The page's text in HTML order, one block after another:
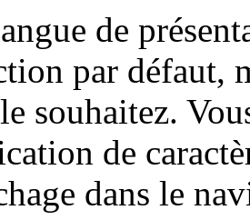
de
par défaut,
souhaitez.
de
dans le